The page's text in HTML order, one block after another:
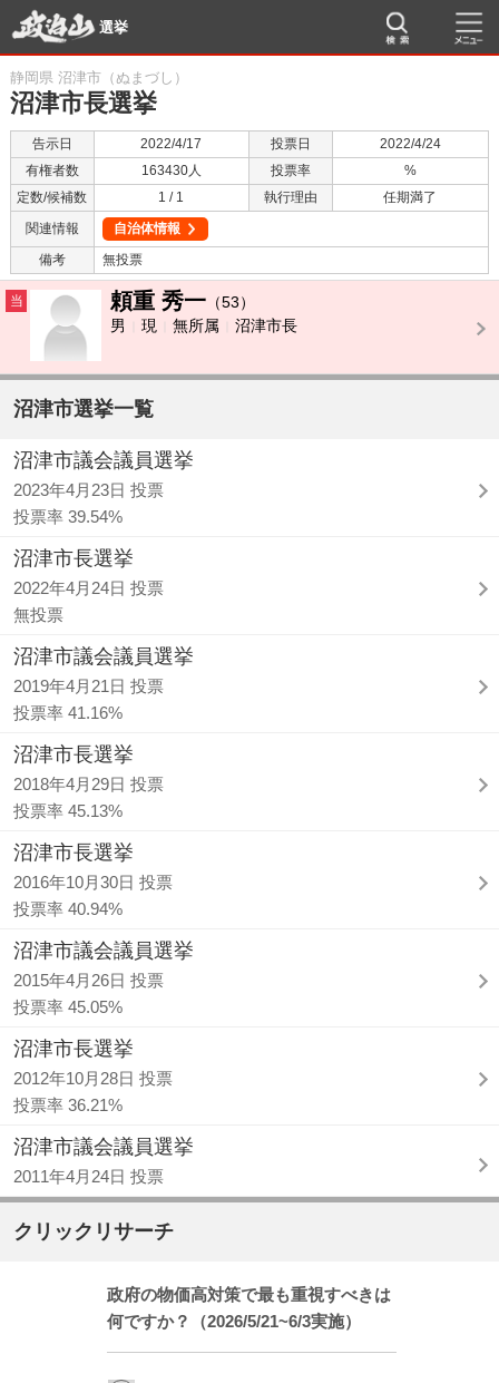
選挙
静岡県 沼津市（ぬまづし）
沼津市長選挙
告示日 2022/4/17 投票日
2022/4/24
有権者数
163430人 投票率
%
定数/候補数
1 / 1 執行理由
任期満了
関連情報
自治体情報
備考
無投票
当 頼重 秀一 （53）
男
現 無所属 沼津市長
沼津市選挙一覧
沼津市議会議員選挙
2023年4月23日 投票
投票率 39.54%
沼津市長選挙
2022年4月24日 投票
無投票
沼津市議会議員選挙
2019年4月21日 投票
投票率 41.16%
沼津市長選挙
2018年4月29日 投票
投票率 45.13%
沼津市長選挙
2016年10月30日 投票
投票率 40.94%
沼津市議会議員選挙
2015年4月26日 投票
投票率 45.05%
沼津市長選挙
2012年10月28日 投票
投票率 36.21%
沼津市議会議員選挙
2011年4月24日 投票
クリックリサーチ
政府の物価高対策で最も重視すべきは
何ですか？（2026/5/21~6/3実施）